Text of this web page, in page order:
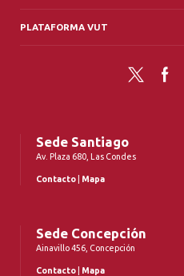
PLATAFORMA VUT
Twitter
Sede Santiago
Av. Plaza 680, Las Condes
Contacto Mapa
Sede Concepción
Ainavillo 456, Concepción
Contacto Mapa